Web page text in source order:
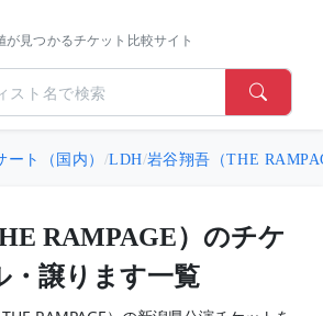
が見つかるチケット比較サイト
ト（国内） /LDH/岩谷翔吾（THE
RAMPAGE）のチケ
・譲ります一覧